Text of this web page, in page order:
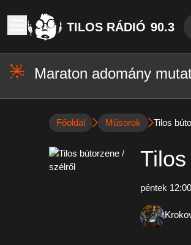
TILOS RÁDIÓ 90.3
Maraton adomány
Főoldal Műsorok Tilos
péntek